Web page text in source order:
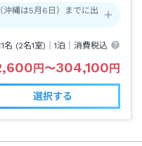
縄は5月6日）までに出
名 (2名1室)｜1泊 ｜消費税込
円〜304,100円
選択する